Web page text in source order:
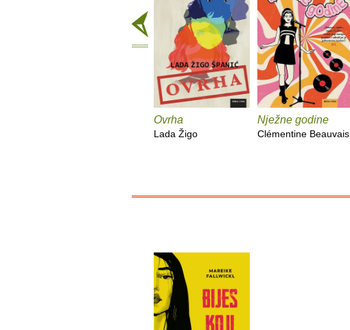
Ovrha
Lada Žigo
Nježne godine
Clémentine Beauvais